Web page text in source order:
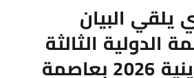
يلقي البيان
الدولية الثالثة
للقيادات الدينية 2026 بعاصمة